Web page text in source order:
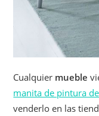
Cualquier mueble
manita de pintura
venderlo en las